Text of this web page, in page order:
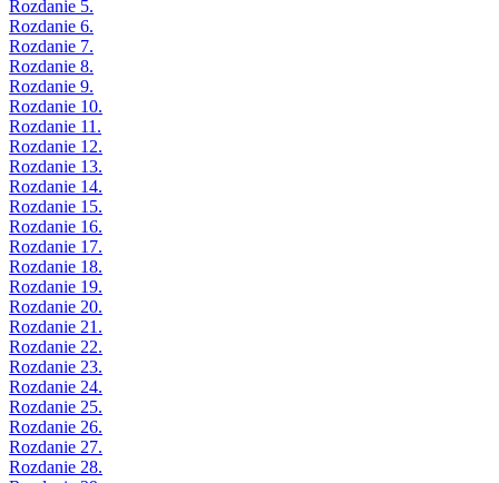
Rozdanie 5.
Rozdanie 6.
Rozdanie 7.
Rozdanie 8.
Rozdanie 9.
Rozdanie 10.
Rozdanie 11.
Rozdanie 12.
Rozdanie 13.
Rozdanie 14.
Rozdanie 15.
Rozdanie 16.
Rozdanie 17.
Rozdanie 18.
Rozdanie 19.
Rozdanie 20.
Rozdanie 21.
Rozdanie 22.
Rozdanie 23.
Rozdanie 24.
Rozdanie 25.
Rozdanie 26.
Rozdanie 27.
Rozdanie 28.